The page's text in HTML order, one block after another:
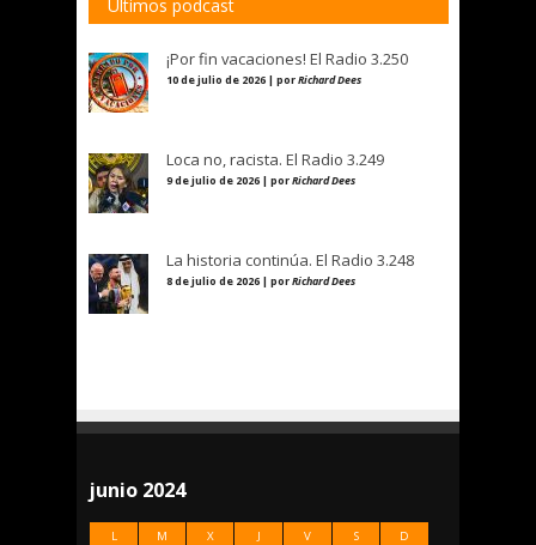
Últimos podcast
¡Por fin vacaciones! El Radio 3.250
10 de julio de 2026 | porRichard Dees
Loca no, racista. El Radio 3.249
9 de julio de 2026 | porRichard Dees
La historia continúa. El Radio 3.248
8 de julio de 2026 | porRichard Dees
junio 2024
L M X J V S D